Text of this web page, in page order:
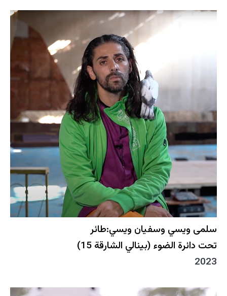
سلمى ويسي وسفيان ويسي:طائر
تحت دائرة الضوء (بينالي الشارقة 15)
2023